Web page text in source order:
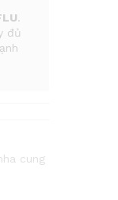
.
đủ
cung